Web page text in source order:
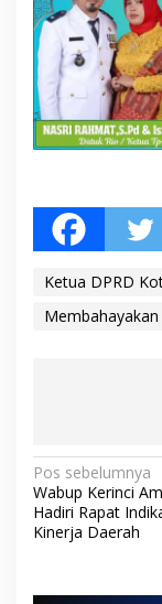
Ketua DPRD
N
a
v
Pos sebelumnya
Wabup Kerinci
Hadiri Rapat
Kinerja Daerah